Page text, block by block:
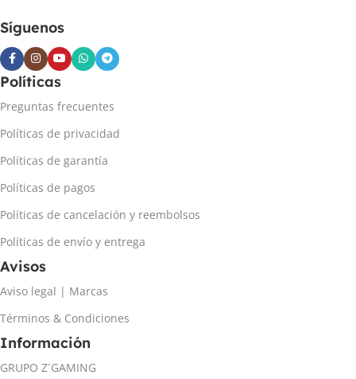
Síguenos
Políticas
Preguntas frecuentes
Políticas de privacidad
Políticas de garantía
Políticas de pagos
Políticas de cancelación y reembolsos
Políticas de envío y entrega
Avisos
Aviso legal | Marcas
Términos & Condiciones
Información
GRUPO Z´GAMING